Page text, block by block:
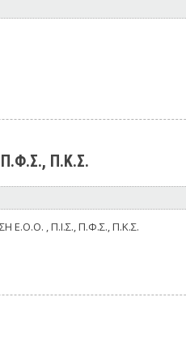
Π.Κ.Σ.
Ε.Ο.Ο. , Π.Ι.Σ., Π.Φ.Σ., Π.Κ.Σ.